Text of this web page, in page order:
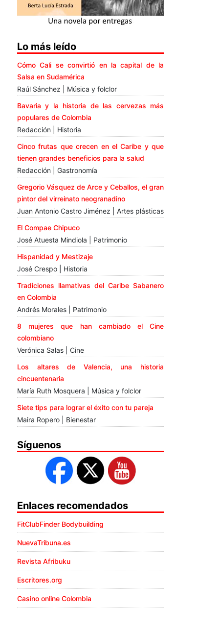
Lo más leído
Cómo Cali se convirtió en la capital de la
Salsa en Sudamérica
Raúl Sánchez | Música y folclor
Bavaria y la historia de las cervezas más
populares de Colombia
Redacción | Historia
Cinco frutas que crecen en el Caribe y que
tienen grandes beneficios para la salud
Redacción | Gastronomía
Gregorio Vásquez de Arce y Ceballos, el gran
pintor del virreinato neogranadino
Juan Antonio Castro Jiménez | Artes plásticas
El Compae Chipuco
José Atuesta Mindiola | Patrimonio
Hispanidad y Mestizaje
José Crespo | Historia
Tradiciones llamativas del Caribe Sabanero
en Colombia
Andrés Morales | Patrimonio
8 mujeres que han cambiado el Cine
colombiano
Verónica Salas | Cine
Los altares de Valencia, una historia
cincuentenaria
María Ruth Mosquera | Música y folclor
Siete tips para lograr el éxito con tu pareja
Maira Ropero | Bienestar
Síguenos
Enlaces recomendados
FitClubFinder Bodybuilding
NuevaTribuna.es
Revista Afribuku
Escritores.org
Casino online Colombia